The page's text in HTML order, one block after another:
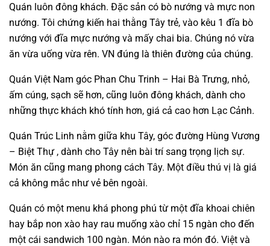
Quán luôn đông khách. Đặc sản có bò nướng và mực non
nướng. Tôi chứng kiến hai thằng Tây trẻ, vào kêu 1 đĩa bò
nướng với đĩa mực nướng và mấy chai bia. Chúng nó vừa
ăn vừa uống vừa rên. VN đúng là thiên đường của chúng.
Quán Việt Nam góc Phan Chu Trinh – Hai Bà Trưng, nhỏ,
ấm cúng, sạch sẽ hơn, cũng luôn đông khách, dành cho
những thực khách khó tính hơn, giá cả cao hơn Lạc Cảnh.
Quán Trúc Linh nằm giữa khu Tây, góc đường Hùng Vương
– Biệt Thự , dành cho Tây nên bài trí sang trọng lịch sự.
Món ăn cũng mang phong cách Tây. Một điều thú vị là giá
cả không mắc như vẻ bên ngoài.
Quán có một menu khá phong phú từ một đĩa khoai chiên
hay bắp non xào hay rau muống xào chỉ 15 ngàn cho đến
một cái sandwich 100 ngàn. Món nào ra món đó. Việt và